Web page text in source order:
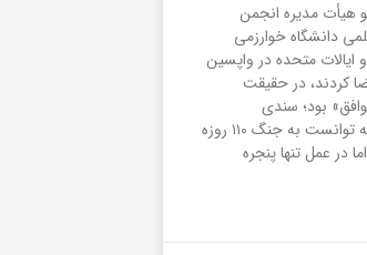
هیأت مدیره انجمن
دانشگاه خوارزمی
ایالات متحده در واپسین
خردادماه ۱۴۰۵ امضا کردند، در حقیقت
بود؛ سندی
یک‌ونیم‌صفحه‌ای که اگرچه توانست به جنگ ۱۱۰ روزه
در عمل تنها پنجره